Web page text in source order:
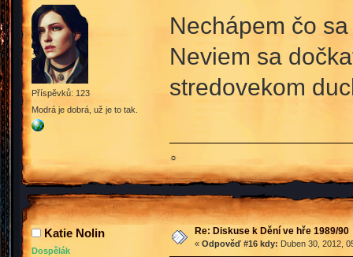
Příspěvků: 123
Modrá je dobrá, už je to tak.
Nechápem čo
Neviem sa
stredovekom
☼
Katie Nolin
Dospělák
Re: Diskuse k Dění ve hře 1989/90
« Odpověď #16 kdy: Duben 30, 2012,